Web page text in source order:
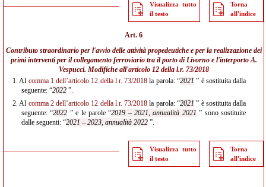
Visualizza tutto
il testo
Torna
all'indice
Art. 6
Contributo straordinario per l'avvio delle attività propedeutiche e per la realizzazione dei
primi interventi per il collegamento ferroviario tra il porto di Livorno e l'interporto A.
Vespucci. Modifiche all'articolo 12 della l.r. 73/2018
1. Al comma 1 dell’articolo 12 della l.r. 73/2018 la parola: “2021 ” è sostituita dalla
seguente: “2022 ”.
2. Al comma 2 dell’articolo 12 della l.r. 73/2018 la parola: “2021 ” è sostituita dalla
seguente: “2022 ” e le parole “2019 – 2021, annualità 2021 ” sono sostituite
dalle seguenti: “2021 – 2023, annualità 2022 ”.
Visualizza tutto
il testo
Torna
all'indice